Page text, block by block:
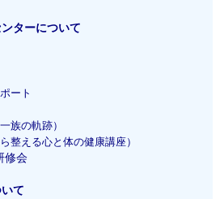
ターについて
ート
族の軌跡）
整える心と体の健康講座）
修会
て